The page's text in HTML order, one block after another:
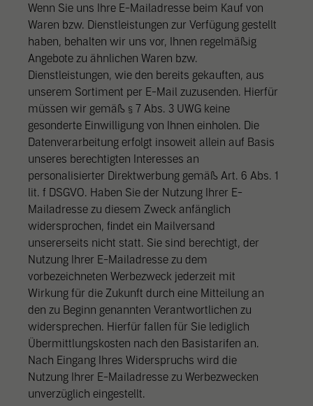
Wenn Sie uns Ihre E-Mailadresse beim Kauf von
Waren bzw. Dienstleistungen zur Verfügung gestellt
haben, behalten wir uns vor, Ihnen regelmäßig
Angebote zu ähnlichen Waren bzw.
Dienstleistungen, wie den bereits gekauften, aus
unserem Sortiment per E-Mail zuzusenden. Hierfür
müssen wir gemäß § 7 Abs. 3 UWG keine
gesonderte Einwilligung von Ihnen einholen. Die
Datenverarbeitung erfolgt insoweit allein auf Basis
unseres berechtigten Interesses an
personalisierter Direktwerbung gemäß Art. 6 Abs. 1
lit. f DSGVO. Haben Sie der Nutzung Ihrer E-
Mailadresse zu diesem Zweck anfänglich
widersprochen, findet ein Mailversand
unsererseits nicht statt. Sie sind berechtigt, der
Nutzung Ihrer E-Mailadresse zu dem
vorbezeichneten Werbezweck jederzeit mit
Wirkung für die Zukunft durch eine Mitteilung an
den zu Beginn genannten Verantwortlichen zu
widersprechen. Hierfür fallen für Sie lediglich
Übermittlungskosten nach den Basistarifen an.
Nach Eingang Ihres Widerspruchs wird die
Nutzung Ihrer E-Mailadresse zu Werbezwecken
unverzüglich eingestellt.